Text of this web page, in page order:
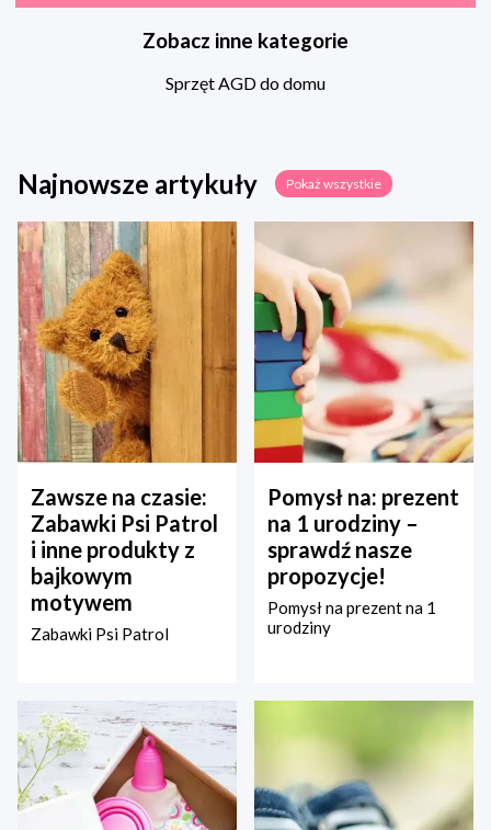
Zobacz inne kategorie
Sprzęt AGD do domu
Najnowsze artykuły Pokaż wszystkie
Zawsze na czasie:
Zabawki Psi Patrol
i inne produkty z
bajkowym
motywem
Zabawki Psi Patrol
Pomysł na: prezent
na 1 urodziny –
sprawdź nasze
propozycje!
Pomysł na prezent na 1
urodziny